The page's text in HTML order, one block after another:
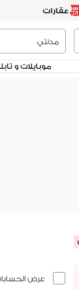
عقارات
موبايلات و
عرض